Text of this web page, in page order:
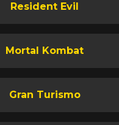
Resident Evil
Mortal Kombat
Gran Turismo